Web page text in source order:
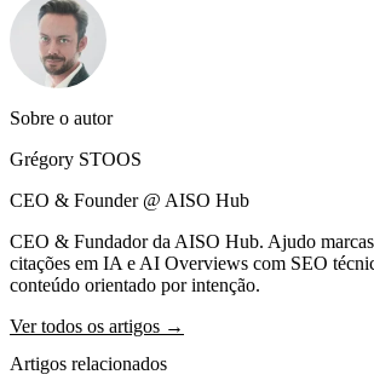
Sobre o autor
Grégory STOOS
CEO & Founder @ AISO Hub
CEO & Fundador da AISO Hub. Ajudo
citações em IA e AI Overviews com SEO
conteúdo orientado por intenção.
Ver todos os artigos →
Artigos relacionados